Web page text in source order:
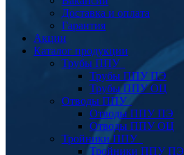
Доставка и оплата
Гарантия
Акции
Каталог продукции
Трубы ППУ
Трубы ППУ ПЭ
Трубы ППУ ОЦ
Отводы ППУ
Отводы ППУ ПЭ
Отводы ППУ ОЦ
Тройники ППУ
Тройники ППУ ПЭ